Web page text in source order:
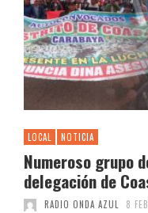
LOCAL NOTICIA
Numeroso grupo
delegación de
RADIO ONDA AZUL 8